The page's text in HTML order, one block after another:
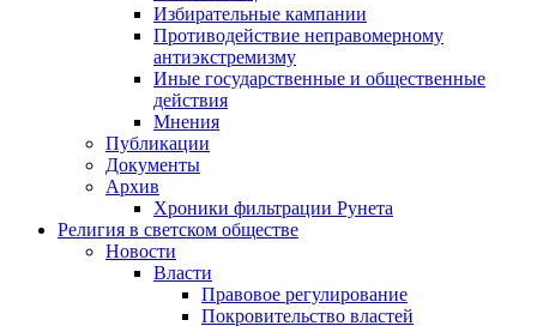
Избирательные кампании
Противодействие неправомерному
антиэкстремизму
Иные государственные и общественные
действия
Мнения
Публикации
Документы
Архив
Хроники фильтрации Рунета
Религия в светском обществе
Новости
Власти
Правовое регулирование
Покровительство властей